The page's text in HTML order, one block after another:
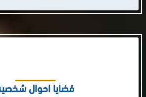
قضايا احوال